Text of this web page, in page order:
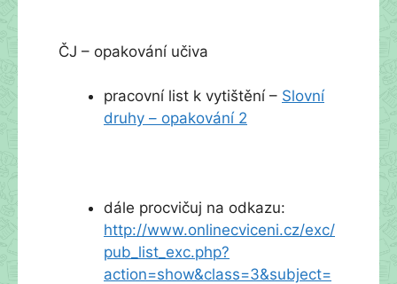
ČJ – opakování učiva
pracovní list k vytištění – Slovní
druhy – opakování 2
dále procvičuj na odkazu:
http://www.onlinecviceni.cz/exc/
pub_list_exc.php?
action=show&class=3&subject=